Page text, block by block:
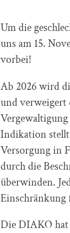
Um die
uns am 15.
vorbei!
Ab 2026 wird
und verweigert
Indikation stellt
Versorgung in
durch die
überwinden.
Einschränkung
Die DIAKO hat